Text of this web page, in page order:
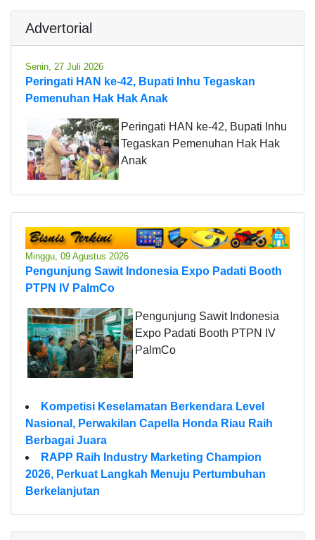
Advertorial
Senin, 27 Juli 2026
Peringati HAN ke-42, Bupati Inhu Tegaskan
Pemenuhan Hak Hak Anak
Peringati HAN ke-42, Bupati Inhu
Tegaskan Pemenuhan Hak Hak
Anak
Minggu, 09 Agustus 2026
Pengunjung Sawit Indonesia Expo Padati Booth
PTPN IV PalmCo
Pengunjung Sawit Indonesia
Expo Padati Booth PTPN IV
PalmCo
Kompetisi Keselamatan Berkendara Level
Nasional, Perwakilan Capella Honda Riau Raih
Berbagai Juara
RAPP Raih Industry Marketing Champion
2026, Perkuat Langkah Menuju Pertumbuhan
Berkelanjutan